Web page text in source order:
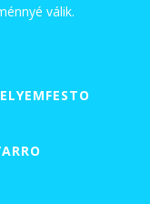
válik.